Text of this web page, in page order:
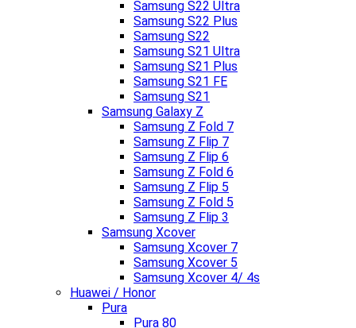
Samsung S22 Ultra
Samsung S22 Plus
Samsung S22
Samsung S21 Ultra
Samsung S21 Plus
Samsung S21 FE
Samsung S21
Samsung Galaxy Z
Samsung Z Fold 7
Samsung Z Flip 7
Samsung Z Flip 6
Samsung Z Fold 6
Samsung Z Flip 5
Samsung Z Fold 5
Samsung Z Flip 3
Samsung Xcover
Samsung Xcover 7
Samsung Xcover 5
Samsung Xcover 4/ 4s
Huawei / Honor
Pura
Pura 80